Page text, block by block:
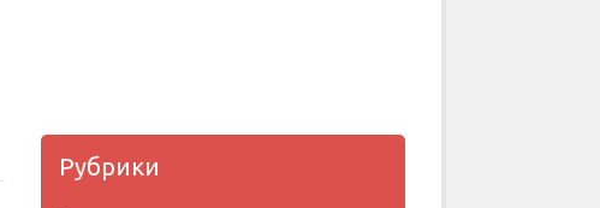
Рубрики